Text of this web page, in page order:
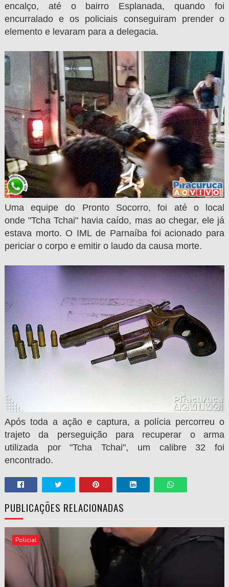
encalço, até o bairro Esplanada, quando foi
encurralado e os policiais conseguiram prender o
elemento e levaram para a delegacia.
Uma equipe do Pronto Socorro, foi até o local
onde"Tcha Tchai" havia caído, mas ao chegar, ele já
estava morto. O IML de Parnaíba foi acionado para
periciar o corpo e emitir o laudo da causa morte.
Após toda a ação e captura, a polícia percorreu o
trajeto da perseguição para recuperar o arma
utilizada por"Tcha Tchai", um calibre 32 foi
encontrado.
PUBLICAÇÕES RELACIONADAS
Policial